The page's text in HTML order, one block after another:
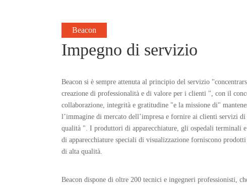
Beacon
Impegno di servizio
Beacon si è sempre attenuta al principio del servizio
creazione di professionalità e di valore per i clienti ", con il
collaborazione, integrità e gratitudine "e la missione di"
l’immagine di mercato dell’impresa e fornire ai clienti servizi di
qualità ". I produttori di apparecchiature, gli ospedali terminali
di apparecchiature speciali di visualizzazione forniscono
di alta qualità.
Beacon dispone di oltre 200 tecnici e ingegneri professionisti,